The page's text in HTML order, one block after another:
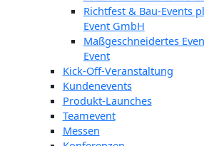
Richtfest & Bau-Events
Event GmbH
Maßgeschneidertes
Event
Kick-Off-Veranstaltung
Kundenevents
Produkt-Launches
Teamevent
Messen